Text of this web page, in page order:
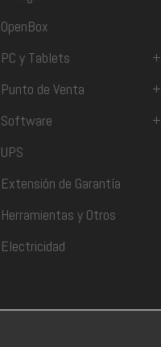
OpenBox
PC y Tablets
+
Punto de Venta
+
Software
+
UPS
Extensión de Garantía
Herramientas y Otros
Electricidad